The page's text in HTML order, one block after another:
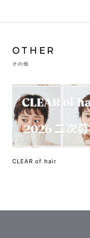
OTHER
その他
CLEAR of hair